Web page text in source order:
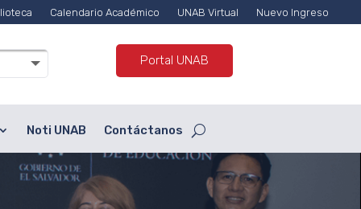
Calendario Académico UNAB Virtual Nuevo Ingreso
Portal UNAB
Noti UNAB Contáctanos